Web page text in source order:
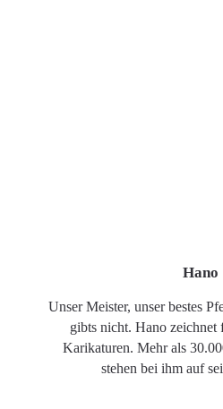
Hano
Unser Meister, unser bestes
gibts nicht. Hano zeichnet
Karikaturen. Mehr als
stehen bei ihm auf